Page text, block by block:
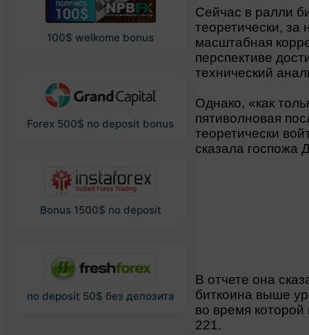
100$ welkome bonus
Forex 500$ no deposit bonus
Bonus 1500$ no deposit
no deposit 50$ без депозита
Сейчас в ралли
теоретически, за
масштабная
перспективе
технический
Однако, «как
пятиволновая
теоретически
сказала госпожа
В отчете она
биткоина выше
во время
221.